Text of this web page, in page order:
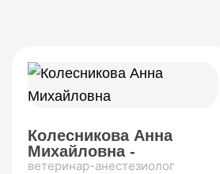
Колесникова Анна
Михайловна -
ветеринар-анестезиолог